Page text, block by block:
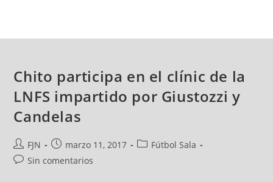
Chito participa en el clínic de la
LNFS impartido por Giustozzi y
Candelas
FJN marzo 11, 2017
Fútbol Sala
Sin comentarios